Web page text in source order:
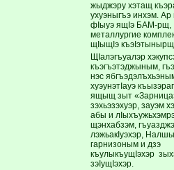
жыджэру хэтащ
ухуэныгъэ инхэм. Ар
фIыуэ ящIэ БАМ-рщ,
металлургие
щIыщIэ
ЩIалэгъуалэр
къэгъэтэджыным,
нэс
хуэунэтIауэ
ящыщ зыт
зэхьэзэхуэр, зауэм
абы и
щэнхабзэм,
лэжьакIуэхэр,
гарнизоным и дзэ
къулыкъущIэхэр
зэIущIэхэр.